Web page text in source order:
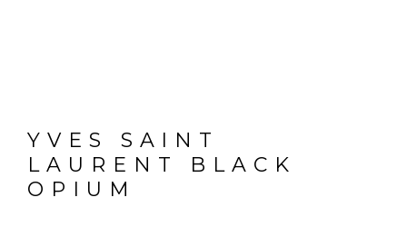
YVES SAINT
LAURENT BLACK
OPIUM